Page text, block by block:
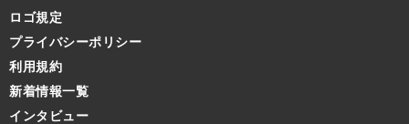
ロゴ規定
プライバシーポリシー
利用規約
新着情報一覧
インタビュー